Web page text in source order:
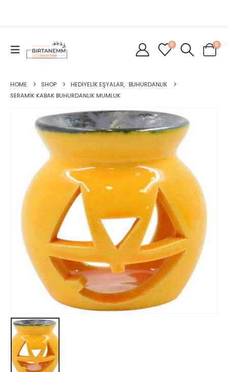
0 0
HOME SHOP HEDIYELIK EŞYALAR, BUHURDANLIK
SERAMIK KABAK BUHURDANLIK MUMLUK